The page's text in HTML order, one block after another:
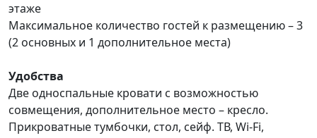
этаже
Максимальное количество гостей к размещению – 3
(2 основных и 1 дополнительное места)
Удобства
Две односпальные кровати с возможностью
совмещения, дополнительное место – кресло.
Прикроватные тумбочки, стол, сейф. ТВ, Wi-Fi,